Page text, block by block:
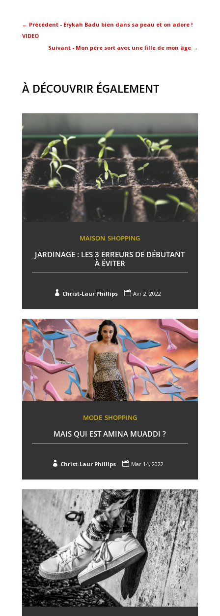
← Précédent - Erykah Badu bien dans sa peau et on adore !
VIDEO
Suivant - Mon père sort avec une fille de mon âge →
À DÉCOUVRIR ÉGALEMENT
MAISON SHOPPING
JARDINAGE : LES 3 ERREURS DE DÉBUTANT
À ÉVITER
 Christ-Laur Phillips  Avr 2, 2022
MODE SHOPPING
MAIS QUI EST AMINA MUADDI ?
 Christ-Laur Phillips  Mar 14, 2022